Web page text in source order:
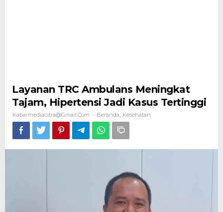
Layanan TRC Ambulans Meningkat
Tajam, Hipertensi Jadi Kasus Tertinggi
Kabarmediacitra@gmail.com - Beranda Kesehatan